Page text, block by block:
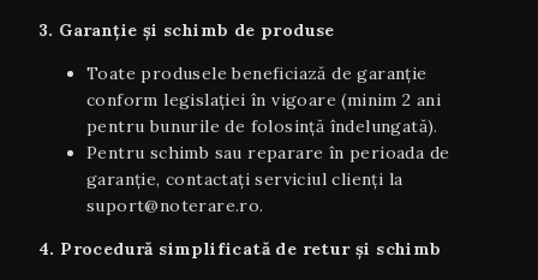
3. Garanție și schimb de produse
Toate produsele beneficiază de garanție
conform legislației în vigoare (minim 2 ani
pentru bunurile de folosință îndelungată).
Pentru schimb sau reparare în perioada de
garanție, contactați serviciul clienți la
suport@noterare.ro.
4. Procedură simplificată de retur și schimb